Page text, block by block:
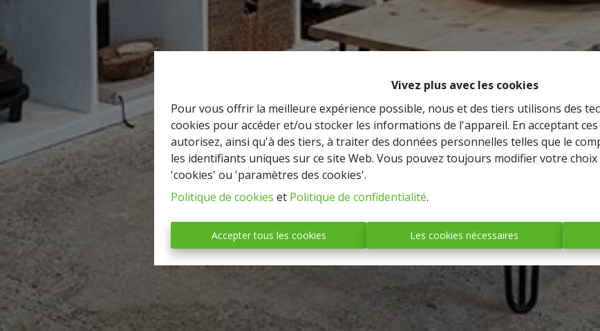
Vivez plus avec les cookies
Pour vous offrir la meilleure expérience possible, nous et des tiers utilisons des
cookies pour accéder et/ou stocker les informations de l'appareil. En acceptant
autorisez, ainsi qu'à des tiers, à traiter des données personnelles telles que le
les identifiants uniques sur ce site Web. Vous pouvez toujours modifier votre
'cookies' ou 'paramètres des cookies'.
Politique de cookies et Politique de confidentialité.
Accepter tous les cookies Les cookies nécessaires